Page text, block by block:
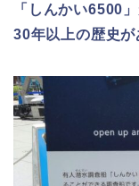
「しんかい6500
30年以上の歴史が